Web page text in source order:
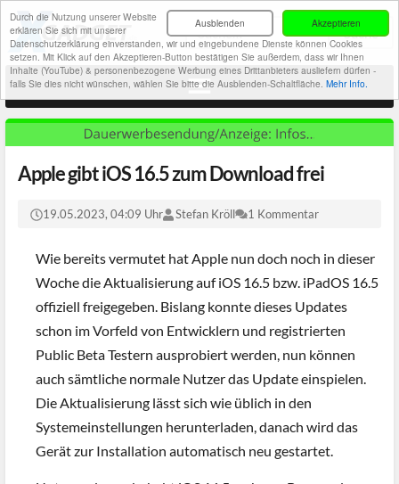
Akzeptieren
Ausblenden
Durch die Nutzung unserer Website
erklären Sie sich mit unserer
Datenschutzerklärung einverstanden, wir und eingebundene Dienste können Cookies
setzen. Mit Klick auf den Akzeptieren-Button bestätigen Sie außerdem, dass wir Ihnen
Inhalte (YouTube) & personenbezogene Werbung eines Drittanbieters ausliefern dürfen -
falls Sie dies nicht wünschen, wählen Sie bitte die Ausblenden-Schaltfläche. Mehr Info.
Apple gibt iOS 16.5 zum Download frei
19.05.2023, 04:09 Uhr Stefan Kröll 1 Kommentar
Wie bereits vermutet hat Apple nun doch noch in dieser
Woche die Aktualisierung auf iOS 16.5 bzw. iPadOS 16.5
offiziell freigegeben. Bislang konnte dieses Updates
schon im Vorfeld von Entwicklern und registrierten
Public Beta Testern ausprobiert werden, nun können
auch sämtliche normale Nutzer das Update einspielen.
Die Aktualisierung lässt sich wie üblich in den
Systemeinstellungen herunterladen, danach wird das
Gerät zur Installation automatisch neu gestartet.